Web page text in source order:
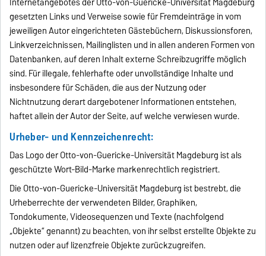
gesetzten Links und Verweise sowie für Fremdeinträge in vom
jeweiligen Autor eingerichteten Gästebüchern, Diskussionsforen,
Linkverzeichnissen, Mailinglisten und in allen anderen Formen von
Datenbanken, auf deren Inhalt externe Schreibzugriffe möglich
sind. Für illegale, fehlerhafte oder unvollständige Inhalte und
insbesondere für Schäden, die aus der Nutzung oder
Nichtnutzung derart dargebotener Informationen entstehen,
haftet allein der Autor der Seite, auf welche verwiesen wurde.
Urheber- und Kennzeichenrecht:
Das Logo der Otto-von-Guericke-Universität Magdeburg ist als
geschützte Wort-Bild-Marke markenrechtlich registriert.
Die Otto-von-Guericke-Universität Magdeburg ist bestrebt, die
Urheberrechte der verwendeten Bilder, Graphiken,
Tondokumente, Videosequenzen und Texte (nachfolgend
„Objekte“ genannt) zu beachten, von ihr selbst erstellte Objekte zu
nutzen oder auf lizenzfreie Objekte zurückzugreifen.